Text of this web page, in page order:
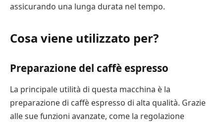
assicurando una lunga durata nel tempo.
Cosa viene utilizzato per?
Preparazione del caffè espresso
La principale utilità di questa macchina è la
preparazione di caffè espresso di alta qualità. Grazie
alle sue funzioni avanzate, come la regolazione